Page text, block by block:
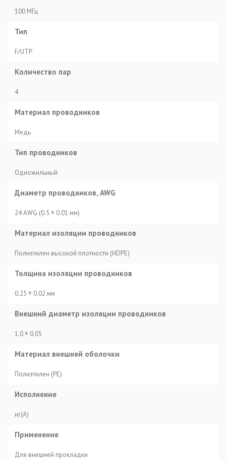
100 МГц
Тип
F/UTP
Количество пар
4
Материал проводников
Медь
Тип проводников
Одножильный
Диаметр проводников, AWG
24 AWG (0.5 ± 0.01 мм)
Материал изоляции проводников
Полиэтилен высокой плотности (HDPE)
Толщина изоляции проводников
0.25 ± 0.02 мм
Внешний диаметр изоляции проводников
1.0 ± 0.05
Материал внешней оболочки
Полиэтилен (PE)
Исполнение
нг(A)
Применение
Для внешней прокладки